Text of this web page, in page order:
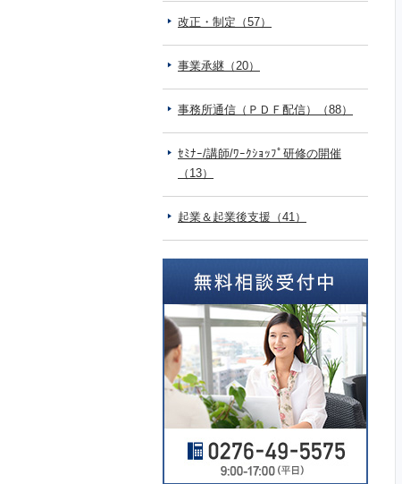
改正・制定（57）
事業承継（20）
事務所通信（ＰＤＦ配信）（88）
ｾﾐﾅｰ/講師/ﾜｰｸｼｮｯﾌﾟ研修の開催
（13）
起業＆起業後支援（41）